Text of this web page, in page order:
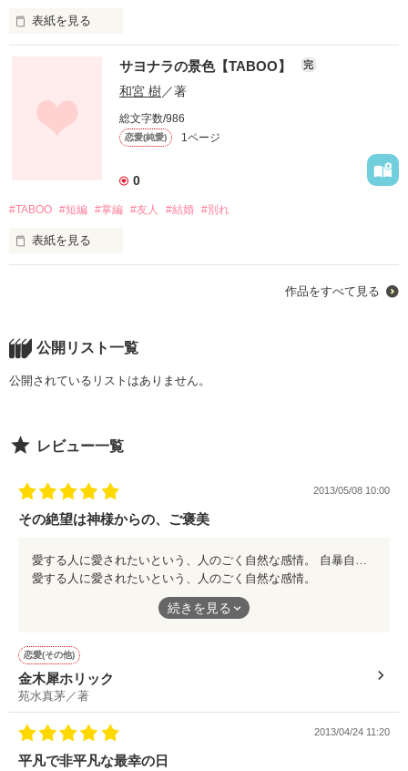
多数のレビュー
作品を読む
表紙を見る
大切にしたい人はいますか？
大切な場所はありますか？
それは
大切にしたいものですか？
* special thanks *
香風りりさん
しのき るかさん
いいよさん
冬馬 雪さん
沖田 円さん
サヨナラの景色【TABOO】 完
和宮 樹／著
総文字数/986
恋愛(純愛) 1ページ
0
#TABOO #短編 #掌編 #友人 #結婚 #別れ
表紙を見る
誰よりも大切な人だったから──
『彼氏がいるのに飲み会で…』
作品をすべて見る
公開リスト一覧
公開されているリストはありません。
レビュー一覧
2013/05/08 10:00
その絶望は神様からの、ご褒美
愛する人に愛されたいという、人のごく自然な感情。
自暴自棄になっているようでいて、それを真っ直ぐに乞い、求め
散り乱れる様に人がどうしてか美しさを感じるのは、命の儚さと
愛おしさに気付くから。
アスファルトを覆い尽くす程に幾層にも降り積もる金木犀の命の
ように。
続きを見る
恋愛(その他)
金木犀ホリック
苑水真茅／著
2013/04/24 11:20
平凡で非平凡な最幸の日